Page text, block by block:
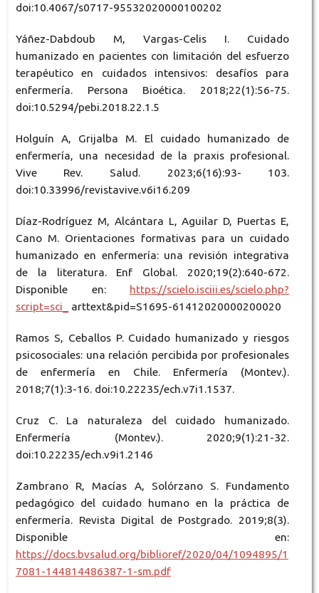
doi:10.4067/s0717-95532020000100202
Yáñez-Dabdoub M, Vargas-Celis I. Cuidado
humanizado en pacientes con limitación del esfuerzo
terapéutico en cuidados intensivos: desafíos para
enfermería. Persona Bioética. 2018;22(1):56-75.
doi:10.5294/pebi.2018.22.1.5
Holguín A, Grijalba M. El cuidado humanizado de
enfermería, una necesidad de la praxis profesional.
Vive Rev. Salud. 2023;6(16):93- 103.
doi:10.33996/revistavive.v6i16.209
Díaz-Rodríguez M, Alcántara L, Aguilar D, Puertas E,
Cano M. Orientaciones formativas para un cuidado
humanizado en enfermería: una revisión integrativa
de la literatura. Enf Global. 2020;19(2):640-672.
Disponible en: https://scielo.isciii.es/scielo.php?
script=sci_
arttext&pid=S1695-61412020000200020
Ramos S, Ceballos P. Cuidado humanizado y riesgos
psicosociales: una relación percibida por profesionales
de enfermería en Chile. Enfermería (Montev.).
2018;7(1):3-16. doi:10.22235/ech.v7i1.1537.
Cruz C. La naturaleza del cuidado humanizado.
Enfermería (Montev.). 2020;9(1):21-32.
doi:10.22235/ech.v9i1.2146
Zambrano R, Macías A, Solórzano S. Fundamento
pedagógico del cuidado humano en la práctica de
enfermería. Revista Digital de Postgrado. 2019;8(3).
Disponible en:
https://docs.bvsalud.org/biblioref/2020/04/1094895/1
7081-144814486387-1-sm.pdf